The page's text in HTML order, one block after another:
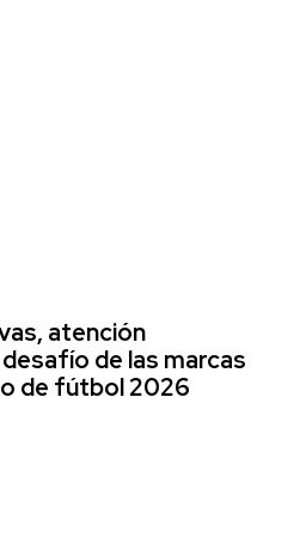
atención
de las marcas
de fútbol 2026